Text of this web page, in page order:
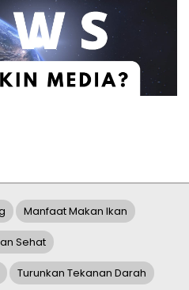
Manfaat Makan Ikan
Sehat
Turunkan Tekanan Darah